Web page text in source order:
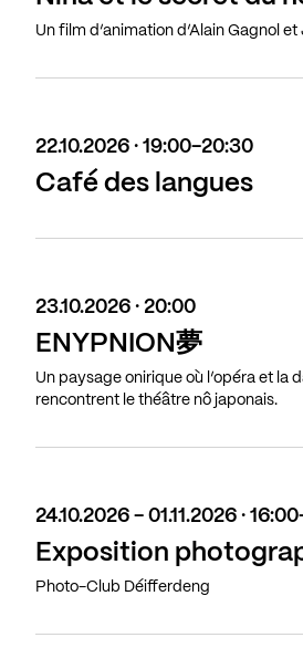
Un film d’animation d’Alain Gagnol
22.10.2026 · 19:00-20:30
Café des langues
23.10.2026 · 20:00
ENYPNION夢
Un paysage onirique où l’opéra et la
rencontrent le théâtre nô japonais.
24.10.2026 - 01.11.2026 ·
Exposition
Photo-Club Déifferdeng